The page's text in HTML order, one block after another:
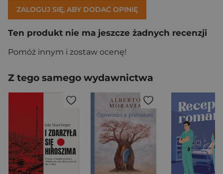
ZALOGUJ SIĘ, ABY DODAĆ OPINIĘ
Ten produkt nie ma jeszcze żadnych recenzji
Pomóż innym i zostaw ocenę!
Z tego samego wydawnictwa